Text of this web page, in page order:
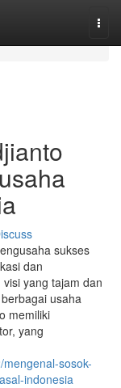
sukses
dan
yang tajam dan
usaha
memiliki
yang
sosok-
indonesia